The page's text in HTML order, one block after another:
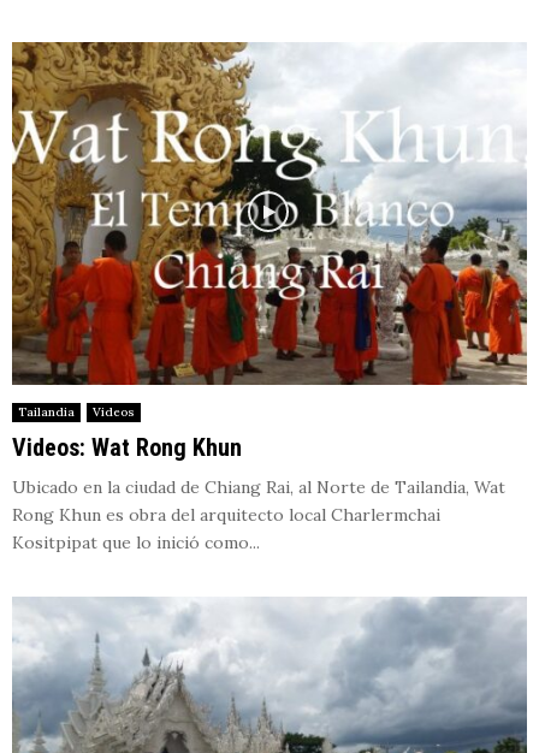
Tailandia Videos
Videos: Wat Rong Khun
Ubicado en la ciudad de Chiang Rai, al Norte de Tailandia, Wat
Rong Khun es obra del arquitecto local Charlermchai
Kositpipat que lo inició como...